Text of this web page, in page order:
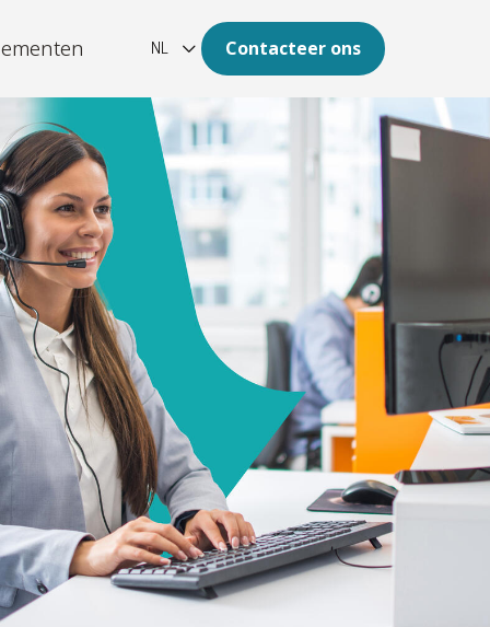
van uw archief is digitaal.
platform
grote
data naar duidelijke
NL Contacteer ons